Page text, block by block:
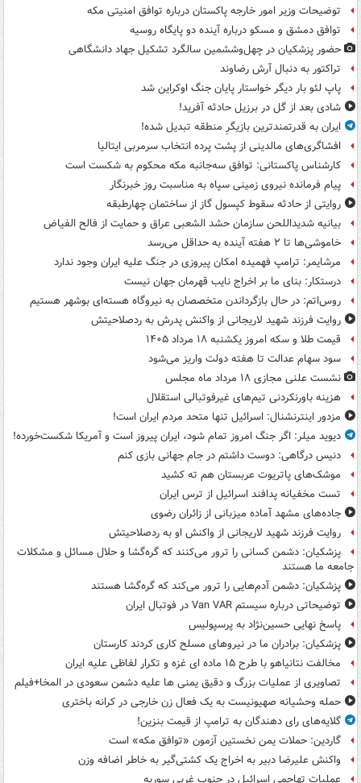
توضیحات وزیر امور خارجه پاکستان درباره توافق امنیتی مکه
توافق دمشق و مسکو درباره آینده دو پایگاه روسیه
حضور پزشکیان در چهل‌وششمین سالگرد تشکیل جهاد دانشگاهی
تراکتور به دنبال آرش رضاوند
پاپ لئو بار دیگر خواستار پایان جنگ اوکراین شد
شادی بعد از گل در برزیل حادثه آفرید!
ایران به قدرتمندترین بازیگرِ منطقه تبدیل شده!
افشاگری‌های مالدینی از پشت پرده انتخاب سرمربی ایتالیا
کارشناس پاکستانی: توافق سه‌جانبه مکه محکوم به شکست است
پیام فرمانده نیروی زمینی سپاه به مناسبت روز خبرنگار
روایتی از حادثه سقوط کپسول گاز از ساختمان چهارطبقه
بیانیه شدیداللحن سازمان حشد الشعبی عراق و حمایت از فالح الفیاض
خاموشی‌ها تا ۲ هفته آینده به حداقل می‌رسد
مرشایمر: ترامپ فهمیده امکان پیروزی در جنگ علیه ایران وجود ندارد
درستکار: بنای ما بر اخراج نایب قهرمان جهان نیست
روس‌اتم: در حال بازگرداندن متخصصان به نیروگاه هسته‌ای بوشهر هستیم
روایت فرزند شهید لاریجانی از واکنش پدرش به ردصلاحیتش
قیمت طلا و سکه امروز یکشنبه ۱۸ مرداد ۱۴۰۵
سود سهام عدالت تا هفته دولت واریز می‌شود
نشست علنی مجازی ۱۸ مرداد ماه مجلس
هزینه باورنکردنی تیم‌های غیرفوتبالی استقلال
مزدور اینترنشنال: اسرائیل تنها متحد مردم ایران است!
دیوید میلر: اگر جنگ امروز تمام شود، ایران پیروز است و آمریکا شکست‌خورده!
دنیس درگاهی: دوست داشتم در جام جهانی بازی کنم
موشک‌های پاتریوت عربستان هم ته‌ کشید
تست مخفیانه پدافند اسرائیل از ترس ایران
جاده‌های مشهد آماده میزبانی از زائران رضوی
روایت فرزند شهید لاریجانی از واکنش او به ردصلاحیتش
پزشکیان: دشمن کسانی را ترور می‌کنند که گره‌گشا و حلال مسائل و مشکلات
جامعه ما هستند
پزشکیان: دشمن آدم‌هایی را ترور می‌کند که گره‌گشا هستند
توضیحاتی درباره سیستم Van VAR در فوتبال ایران
پاسخ نهایی حسین‌نژاد به پرسپولیس
پزشکیان: برادران ما در نیروهای مسلح کاری کردند کارستان
مخالفت نتانیاهو با طرح ۱۵ ماده ای غزه و تکرار لفاظی علیه ایران
تصاویری از عملیات بزرگ و دقیق یمنی ها علیه دشمن سعودی در المخا+فیلم
حمله وحشیانه صهیونیست به یک فعال زن خارجی در کرانه باختری
گلایه‌های رای دهندگان به ترامپ از قیمت بنزین!
گاردین: حملات یمن نخستین آزمون «توافق مکه» است
واکنش علیرضا دبیر به اخراج یک کشتی‌گیر به خاطر اضافه وزن
عملیات تهاجمی اسرائیل در جنوب غربی سوریه